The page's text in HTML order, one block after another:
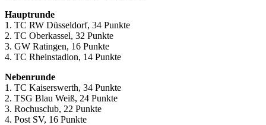
Hauptrunde
1. TC RW Düsseldorf, 34 Punkte
2. TC Oberkassel, 32 Punkte
3. GW Ratingen, 16 Punkte
4. TC Rheinstadion, 14 Punkte
Nebenrunde
1. TC Kaiserswerth, 34 Punkte
2. TSG Blau Weiß, 24 Punkte
3. Rochusclub, 22 Punkte
4. Post SV, 16 Punkte